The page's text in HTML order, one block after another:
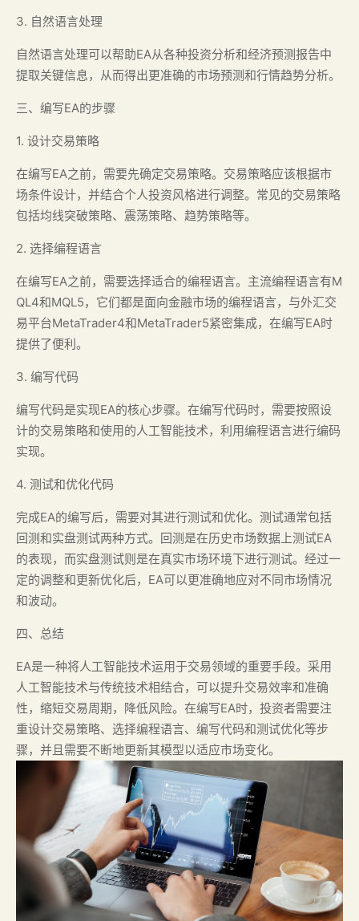
3. 自然语言处理
自然语言处理可以帮助EA从各种投资分析和经济预测报告中
提取关键信息，从而得出更准确的市场预测和行情趋势分析。
三、编写EA的步骤
1. 设计交易策略
在编写EA之前，需要先确定交易策略。交易策略应该根据市
场条件设计，并结合个人投资风格进行调整。常见的交易策略
包括均线突破策略、震荡策略、趋势策略等。
2. 选择编程语言
在编写EA之前，需要选择适合的编程语言。主流编程语言有M
QL4和MQL5，它们都是面向金融市场的编程语言，与外汇交
易平台MetaTrader4和MetaTrader5紧密集成，在编写EA时
提供了便利。
3. 编写代码
编写代码是实现EA的核心步骤。在编写代码时，需要按照设
计的交易策略和使用的人工智能技术，利用编程语言进行编码
实现。
4. 测试和优化代码
完成EA的编写后，需要对其进行测试和优化。测试通常包括
回测和实盘测试两种方式。回测是在历史市场数据上测试EA
的表现，而实盘测试则是在真实市场环境下进行测试。经过一
定的调整和更新优化后，EA可以更准确地应对不同市场情况
和波动。
四、总结
EA是一种将人工智能技术运用于交易领域的重要手段。采用
人工智能技术与传统技术相结合，可以提升交易效率和准确
性，缩短交易周期，降低风险。在编写EA时，投资者需要注
重设计交易策略、选择编程语言、编写代码和测试优化等步
骤，并且需要不断地更新其模型以适应市场变化。